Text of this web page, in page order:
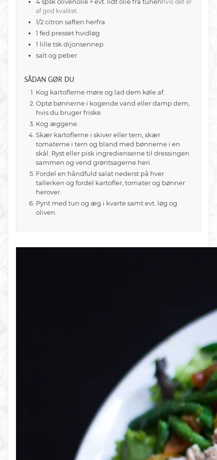
hvis det er
af god kvalitet
1/2citron saften herfra
1 fed presset hvidløg
1 lille tsk dijonsennep
salt og peber
SÅDAN GØR DU
Kog kartoflerne møre og lad dem køle af.
Optø bønnerne i kogende vand eller damp dem,
hvis du bruger friske.
Kog æggene.
Skær kartoflerne i skiver eller tern, skær
tomaterne i tern og bland med bønnerne i en
skål. Ryst eller pisk ingredienserne til dressingen
sammen og vend grøntsagerne heri.
Fordel en håndfuld salat nederst på hver
tallerken og fordel kartofler, tomater og bønner
herover.
Pynt med tun og æg i kvarte samt evt. løg og
oliven.